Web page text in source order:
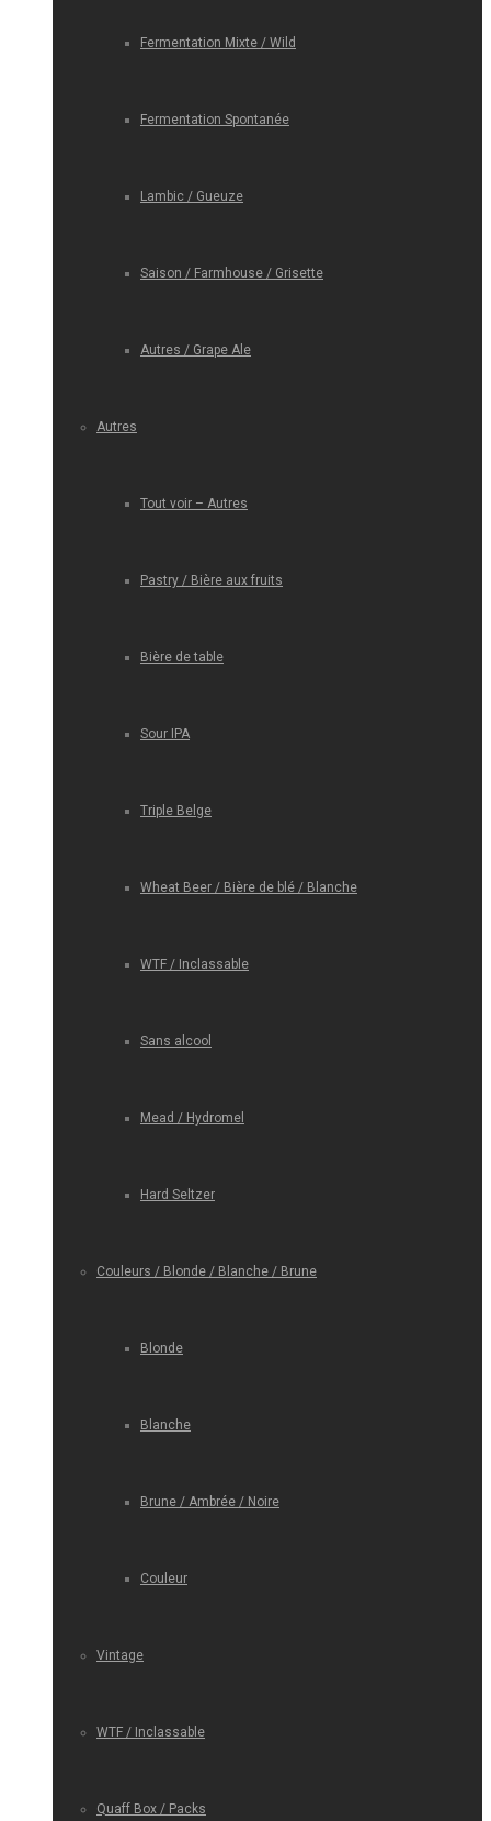
Fermentation Mixte / Wild
Fermentation Spontanée
Lambic / Gueuze
Saison / Farmhouse / Grisette
Autres / Grape Ale
Autres
Tout voir – Autres
Pastry / Bière aux fruits
Bière de table
Sour IPA
Triple Belge
Wheat Beer / Bière de blé / Blanche
WTF / Inclassable
Sans alcool
Mead / Hydromel
Hard Seltzer
Couleurs / Blonde / Blanche / Brune
Blonde
Blanche
Brune / Ambrée / Noire
Couleur
Vintage
WTF / Inclassable
Quaff Box / Packs